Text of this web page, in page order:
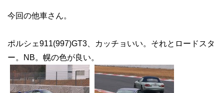
今回の他車さん。
ポルシェ911(997)GT3、カッチョいい。それとロードスタ
ー。NB。幌の色が良い。